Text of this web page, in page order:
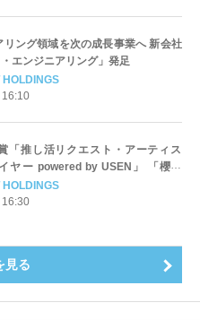
リング領域を次の成長事業へ 新会社
・エンジニアリング」発足
「推し活リクエスト・アーティス
ヤー powered by USEN」 「櫻坂
圧倒的な支持で最優秀アーティス
見る